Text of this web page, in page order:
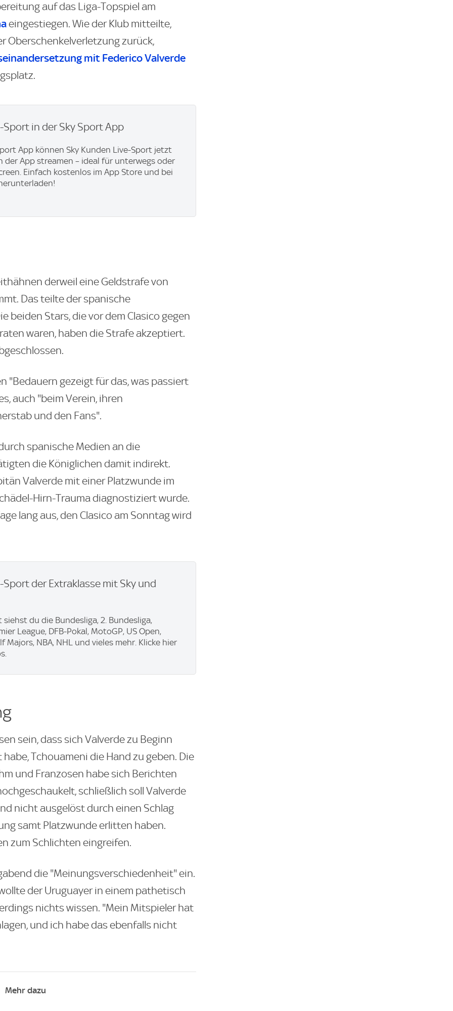
auf das Liga-Topspiel am
eingestiegen. Wie der Klub mitteilte,
Oberschenkelverletzung zurück,
mit Federico Valverde
Sport in der Sky Sport App
App können Sky Kunden Live-Sport jetzt
der App streamen – ideal für unterwegs oder
Einfach kostenlos im App Store und bei
derweil eine Geldstrafe von
Das teilte der spanische
beiden Stars, die vor dem Clasico gegen
waren, haben die Strafe akzeptiert.
"Bedauern gezeigt für das, was passiert
auch "beim Verein, ihren
und den Fans".
spanische Medien an die
die Königlichen damit indirekt.
Valverde mit einer Platzwunde im
Hirn-Trauma diagnostiziert wurde.
lang aus, den Clasico am Sonntag wird
Sport der Extraklasse mit Sky und
siehst du die Bundesliga, 2. Bundesliga,
League, DFB-Pokal, MotoGP, US Open,
Majors, NBA, NHL und vieles mehr. Klicke hier
sein, dass sich Valverde zu Beginn
Tchouameni die Hand zu geben. Die
und Franzosen habe sich Berichten
schließlich soll Valverde
nicht ausgelöst durch einen Schlag
samt Platzwunde erlitten haben.
zum Schlichten eingreifen.
die "Meinungsverschiedenheit" ein.
der Uruguayer in einem pathetisch
nichts wissen. "Mein Mitspieler hat
und ich habe das ebenfalls nicht
Mehr dazu